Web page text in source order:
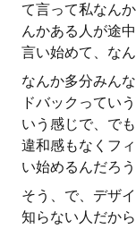
て言って私なん
んかある人が途
言い始めて、な
なんか多分みん
ドバックってい
いう感じで、で
違和感もなくフ
い始めるんだろ
そう、で、デザ
知らない人だか